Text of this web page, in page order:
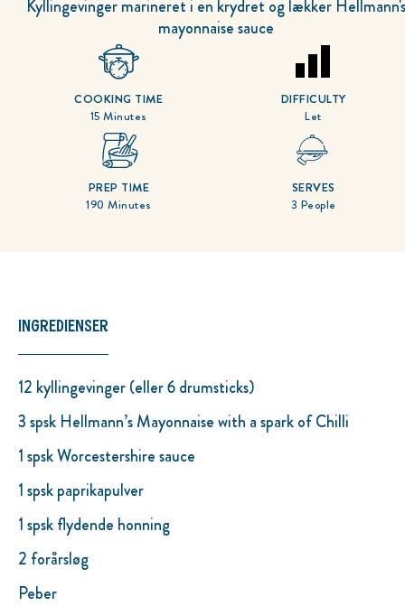
Kyllingevinger marineret i en krydret og lækker Hellmann's
mayonnaise sauce
15 Minutes
COOKING TIME
Let
DIFFICULTY
190 Minutes
PREP TIME
3 People
SERVES
INGREDIENSER
12 kyllingevinger (eller 6 drumsticks)
3 spsk Hellmann’s Mayonnaise with a spark of Chilli
1 spsk Worcestershire sauce
1 spsk paprikapulver
1 spsk flydende honning
2 forårsløg
Peber